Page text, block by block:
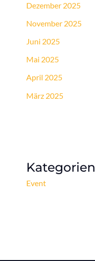
Dezember 2025
November 2025
Juni 2025
Mai 2025
April 2025
März 2025
Kategorien
Event